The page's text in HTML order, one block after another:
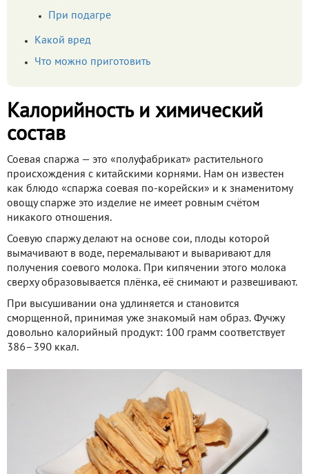
При подагре
Какой вред
Что можно приготовить
Калорийность и химический
состав
Соевая спаржа — это «полуфабрикат» растительного
происхождения с китайскими корнями. Нам он известен
как блюдо «спаржа соевая по-корейски» и к знаменитому
овощу спарже это изделие не имеет ровным счётом
никакого отношения.
Соевую спаржу делают на основе сои, плоды которой
вымачивают в воде, перемалывают и вываривают для
получения соевого молока. При кипячении этого молока
сверху образовывается плёнка, её снимают и развешивают.
При высушивании она удлиняется и становится
сморщенной, принимая уже знакомый нам образ. Фучжу
довольно калорийный продукт: 100 грамм соответствует
386–390 ккал.